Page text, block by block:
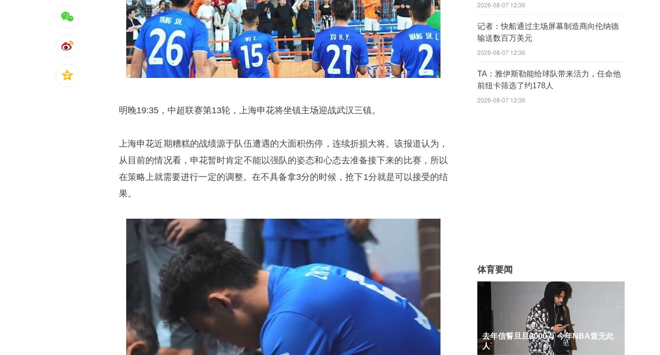
明晚19:35，中超联赛第13轮，上海申花将坐镇主场迎战武汉三镇。
上海申花近期糟糕的战绩源于队伍遭遇的大面积伤停，连续折损大将。该报道认为，
从目前的情况看，申花暂时肯定不能以强队的姿态和心态去准备接下来的比赛，所以
在策略上就需要进行一定的调整。在不具备拿3分的时候，抢下1分就是可以接受的结
果。
2026-08-07 12:36
记者：快船通过主场屏幕制造商向伦纳德
输送数百万美元
2026-08-07 12:36
TA：雅伊斯勒能给球队带来活力，任命他
前纽卡筛选了约178人
2026-08-07 12:36
体育要闻
去年信誓旦旦3000万 今年NBA查无此
人